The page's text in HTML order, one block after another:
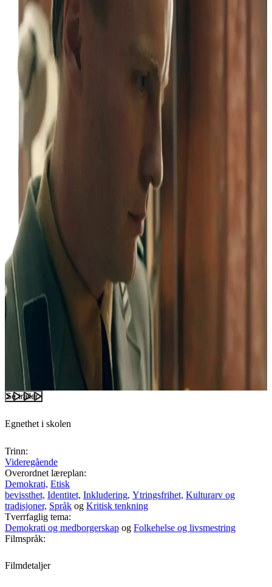
Se trailer
Egnethet i skolen
Trinn:
Videregående
Overordnet læreplan:
Demokrati, Etisk
bevissthet, Identitet, Inkludering, Ytringsfrihet, Kulturarv og
tradisjoner, Språk og Kritisk tenkning
Tverrfaglig tema:
Demokrati og medborgerskap og Folkehelse og livsmestring
Filmspråk:
Filmdetaljer